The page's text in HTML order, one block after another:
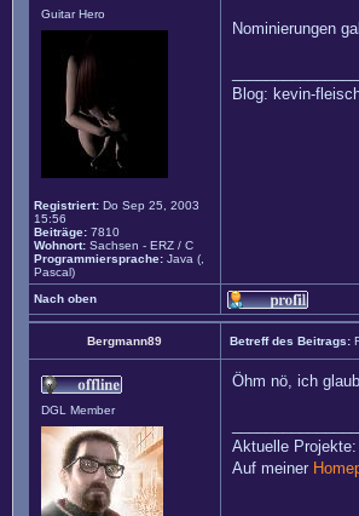
Guitar Hero
Registriert: Do Sep 25, 2003
15:56
Beiträge: 7810
Wohnort: Sachsen - ERZ / C
Programmiersprache: Java (,
Pascal)
Nominierungen
Blog: kevin-
Nach oben
Bergmann89 Betreff des Beitrags:
DGL Member
Öhm nö, ich
Aktuelle Projekte:
Auf meiner